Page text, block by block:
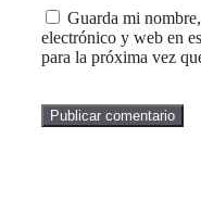
Guarda mi
electrónico y web en
para la próxima vez